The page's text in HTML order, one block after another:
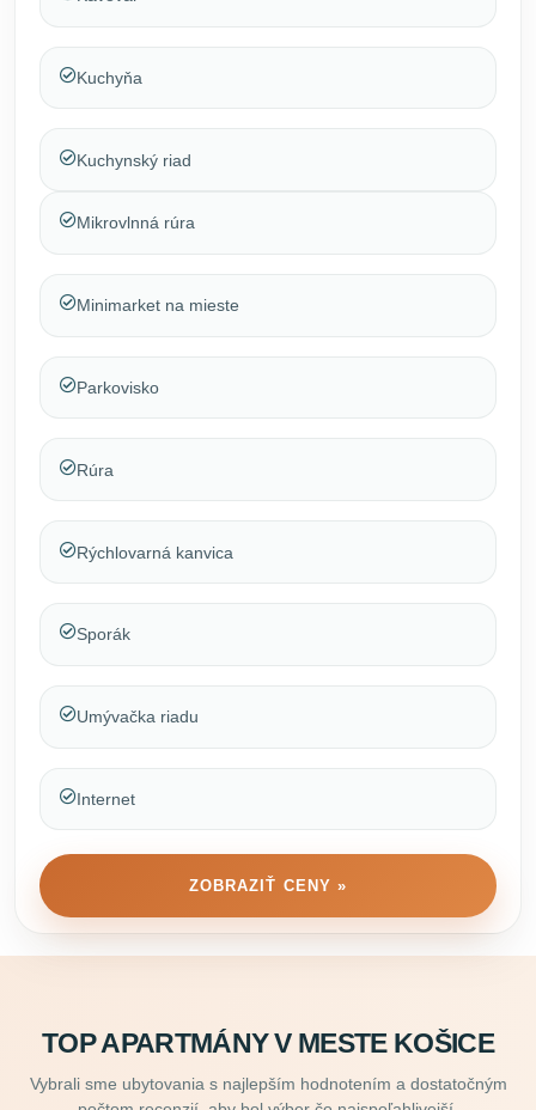
Kuchyňa
Kuchynský riad
Mikrovlnná rúra
Minimarket na mieste
Parkovisko
Rúra
Rýchlovarná kanvica
Sporák
Umývačka riadu
Internet
ZOBRAZIŤ CENY »
TOP APARTMÁNY V MESTE KOŠICE
Vybrali sme ubytovania s najlepším hodnotením a dostatočným